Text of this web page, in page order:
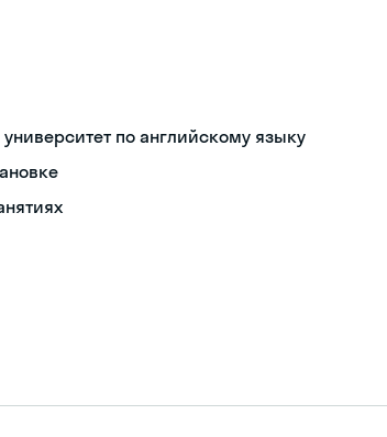
по английскому языку